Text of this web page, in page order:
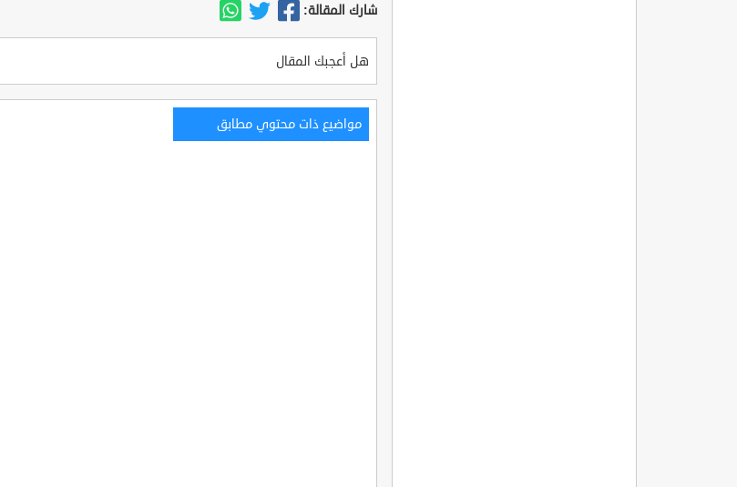
شارك المقالة:
هل أعجبك المقال
مواضيع ذات محتوي مطابق